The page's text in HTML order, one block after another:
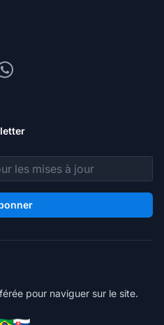
pour naviguer sur le site.